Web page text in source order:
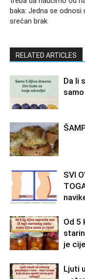
baka: Jedna se odnosi
srećan brak
RELATED ARTICLES
Da li
SVI
Od 5
je
Ljuti